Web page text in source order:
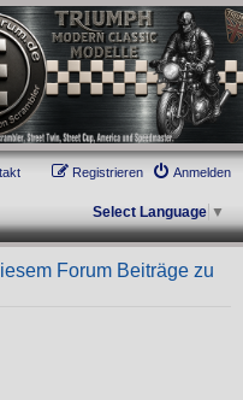
Classic Modelle. Das Forum für
Triumph Bonneville, Thruxton,
Street Twin, Street Cup, America
Anmelden
Registrieren
Select Language ▼
Forum Beiträge zu